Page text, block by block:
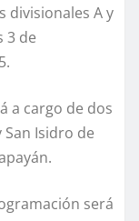
divisionales A y
3 de
a cargo de dos
Isidro de
será